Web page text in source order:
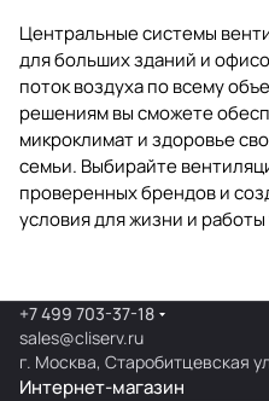
Центральные системы
для больших зданий и
поток воздуха по всему
решениям вы сможете
микроклимат и здоровье
семьи. Выбирайте
проверенных брендов и
условия для жизни и
+7 499 703-37-18
sales@cliserv.ru
г. Москва, Старобитцевская
Интернет-магазин